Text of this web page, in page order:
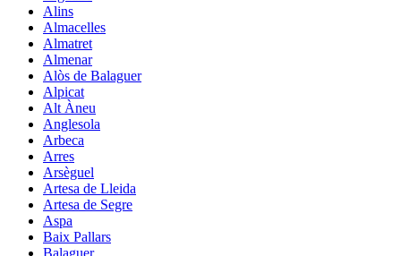
Alins
Almacelles
Almatret
Almenar
Alòs de Balaguer
Alpicat
Alt Àneu
Anglesola
Arbeca
Arres
Arsèguel
Artesa de Lleida
Artesa de Segre
Aspa
Baix Pallars
Balaguer